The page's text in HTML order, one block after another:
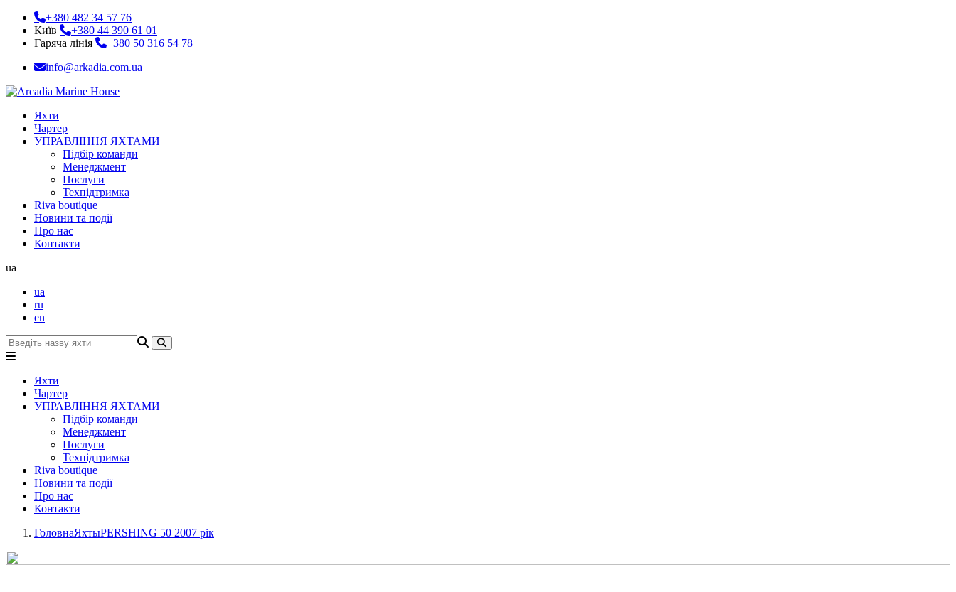
+380 482 34 57 76
Київ
+380 44 390 61 01
Гаряча лінія
+380 50 316 54 78
info@arkadia.com.ua
Яхти
Чартер
УПРАВЛІННЯ ЯХТАМИ
Підбір команди
Менеджмент
Послуги
Техпідтримка
Riva boutique
Новини та події
Про нас
Контакти
ua
ua
ru
en
Яхти
Чартер
УПРАВЛІННЯ ЯХТАМИ
Підбір команди
Менеджмент
Послуги
Техпідтримка
Riva boutique
Новини та події
Про нас
Контакти
ГоловнаЯхтыPERSHING 50 2007 рік